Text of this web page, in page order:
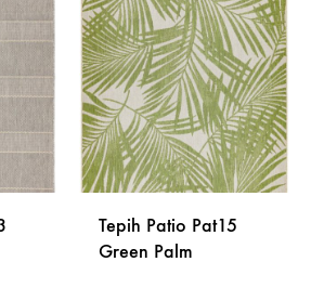
NA
LISTU
ŽELJA
NA
LISTU
ŽELJA
Tepih Patio Pat15
Green Palm